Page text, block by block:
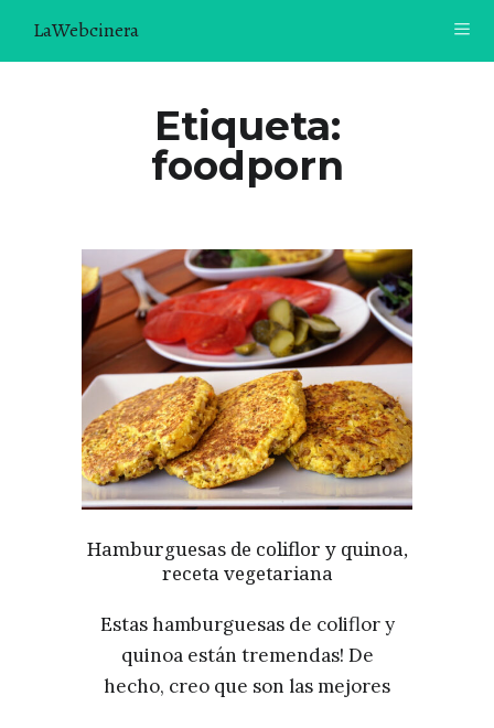
LaWebcinera
SOBRE MÍ
¿TE GUSTARÍA UNIRTE A NUESTRA AVENTURA GASTRON
ÓMICA?
ÚNETE A LA NEWSLETTER
RECOMENDACIONES
Etiqueta:
foodporn
Hamburguesas de coliflor y quinoa,
receta vegetariana
Estas hamburguesas de coliflor y
quinoa están tremendas! De
hecho, creo que son las mejores